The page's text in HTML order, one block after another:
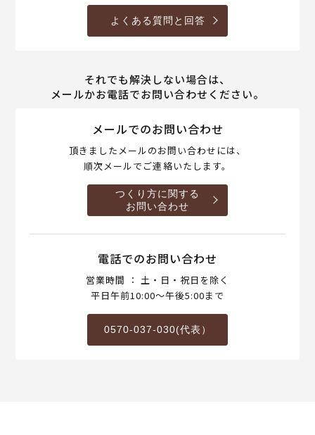
よくある質問と回答
それでも解決しない場合は、
メールかお電話でお問い合わせください。
メールでのお問い合わせ
頂きましたメールのお問い合わせには、
順次メールでご連絡いたします。
つくり方に関する
お問い合わせ
電話でのお問い合わせ
営業時間 ： 土・日・祝日を除く
平日午前10:00～午後5:00まで
0570-037-030(代表）